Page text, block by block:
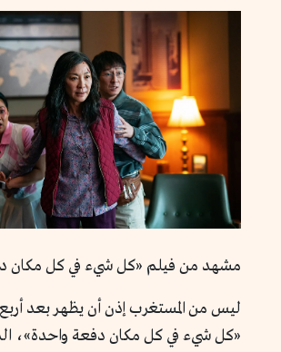
مشهد من فيلم «كل شيء في كل مكان
ليس من المستغرب إذن أن يظهر بعد
«كل شيء في كل مكان دفعة واحدة»،